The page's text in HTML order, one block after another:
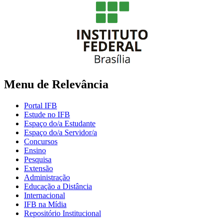
Menu de Relevância
Portal IFB
Estude no IFB
Espaço do/a Estudante
Espaço do/a Servidor/a
Concursos
Ensino
Pesquisa
Extensão
Administração
Educação a Distância
Internacional
IFB na Mídia
Repositório Institucional